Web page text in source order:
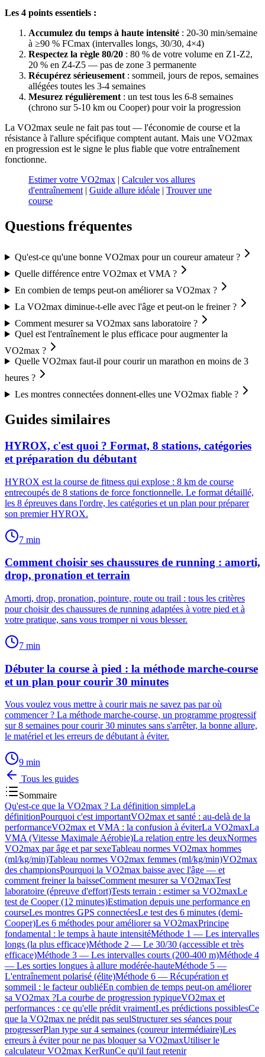
Les 4 points essentiels :
Accumulez du temps à haute intensité : 20-30 min/semaine
à ≥90 % FCmax (intervalles longs, 30/30, 4×4)
Respectez la règle 80/20 : 80 % de votre volume en Z1-Z2,
20 % en Z4-Z5 — pas de zone 3 permanente
Récupérez sérieusement : sommeil, jours de repos, semaines
allégées toutes les 3-4 semaines
Mesurez régulièrement : un test tous les 6-8 semaines
(chrono sur 5-10 km ou Cooper) pour voir la progression
La VO2max seule ne fait pas tout — l'économie de course et la
résistance à l'allure spécifique comptent autant. Mais une VO2max
en progression est le signe le plus fiable que votre entraînement
fonctionne.
Estimer votre VO2max | Calculer vos allures
d'entraînement | Guide allure idéale | Trouver une
course
Questions fréquentes
Qu'est-ce qu'une bonne VO2max pour un coureur amateur ?
Quelle différence entre VO2max et VMA ?
En combien de temps peut-on améliorer sa VO2max ?
La VO2max diminue-t-elle avec l'âge et peut-on le freiner ?
Comment mesurer sa VO2max sans laboratoire ?
Quel est l'entraînement le plus efficace pour augmenter la
VO2max ?
Quelle VO2max faut-il pour courir un marathon en moins de 3
heures ?
Les montres connectées donnent-elles une VO2max fiable ?
Guides similaires
HYROX, c'est quoi ? Format, 8 stations, catégories
et préparation du débutant
HYROX est la course de fitness qui explose : 8 km de course
entrecoupés de 8 stations de force fonctionnelle. Le format détaillé,
les 8 épreuves dans l'ordre, les catégories et un plan pour préparer
son premier HYROX.
7 min
Comment choisir ses chaussures de running : amorti,
drop, pronation et terrain
Amorti, drop, pronation, pointure, route ou trail : tous les critères
pour choisir des chaussures de running adaptées à votre pied et à
votre pratique, sans vous tromper ni vous blesser.
7 min
Débuter la course à pied : la méthode marche-course
et un plan pour courir 30 minutes
Vous voulez vous mettre à courir mais ne savez pas par où
commencer ? La méthode marche-course, un programme progressif
sur 8 semaines pour courir 30 minutes sans s'arrêter, la bonne allure,
le matériel et les erreurs de débutant à éviter.
9 min
Tous les guides
Sommaire
Qu'est-ce que la VO2max ? La définition simpleLa
définitionPourquoi c'est importantVO2max et santé : au-delà de la
performanceVO2max et VMA : la confusion à éviterLa VO2maxLa
VMA (Vitesse Maximale Aérobie)La relation entre les deuxNormes
VO2max par âge et par sexeTableau normes VO2max hommes
(ml/kg/min)Tableau normes VO2max femmes (ml/kg/min)VO2max
des championsPourquoi la VO2max baisse avec l'âge — et
comment freiner la baisseComment mesurer sa VO2maxTest
laboratoire (épreuve d'effort)Tests terrain : estimer sa VO2maxLe
test de Cooper (12 minutes)Estimation depuis une performance en
courseLes montres GPS connectéesLe test des 6 minutes (demi-
Cooper)Les 6 méthodes pour améliorer sa VO2maxPrincipe
fondamental : le temps à haute intensitéMéthode 1 — Les intervalles
longs (la plus efficace)Méthode 2 — Le 30/30 (accessible et très
efficace)Méthode 3 — Les intervalles courts (200-400 m)Méthode 4
— Les sorties longues à allure modérée-hauteMéthode 5 —
L'entraînement polarisé (élite)Méthode 6 — Récupération et
sommeil : le facteur oubliéEn combien de temps peut-on améliorer
sa VO2max ?La courbe de progression typiqueVO2max et
performances : ce qu'elle prédit vraimentLes prédictions possiblesCe
que la VO2max ne prédit pas seulStructurer ses séances pour
progresserPlan type sur 4 semaines (coureur intermédiaire)Les
erreurs à éviter pour ne pas bloquer sa VO2maxUtiliser le
calculateur VO2max KerRunCe qu'il faut retenir